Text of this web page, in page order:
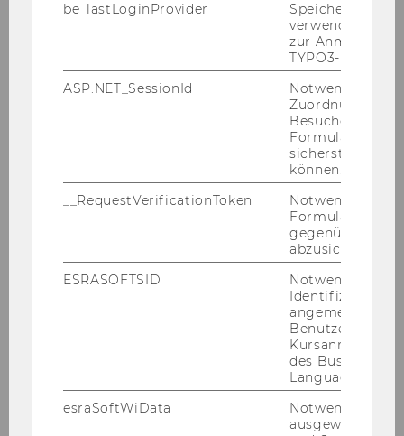
WU Top League: 20 Jahre High-
Potential Förderung an der WU
be_lastLoginProvider
Speichert die
verwendete
zur Anmeldung
TYPO3-Backend.
ASP.NET_SessionId
Notwendig, um
Zuordnung von
Besucher zu
sicherstellen zu
können.
__RequestVerificationToken
Notwendig, um
gegenüber
abzusichern.
ESRASOFTSID
Notwendig zur
Identifizierung
angemeldeten
Benutzers im
des Business
Language
esraSoftWiData
Notwendig um
ausgewählte